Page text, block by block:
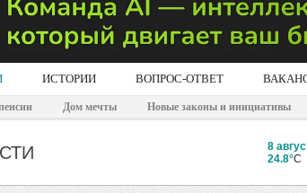
ИСТОРИИ ВОПРОС-ОТВЕТ
Дом мечты Новые законы и инициативы
8
24.8°C